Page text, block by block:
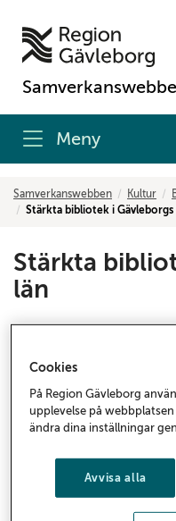
Meny
Samverkanswebben Kultur
Stärkta bibliotek i Gävleborgs
Stärkta
län
Under perioden 2018
folkbibliotek en unik
bedriva
själva identifierat.
regeringsuppdrag
på cirka 36 miljoner
verksamhet.
sammanfattar vilka
Cookies
På Region Gävleborg
upplevelse på
ändra dina inställningar
Avvisa alla